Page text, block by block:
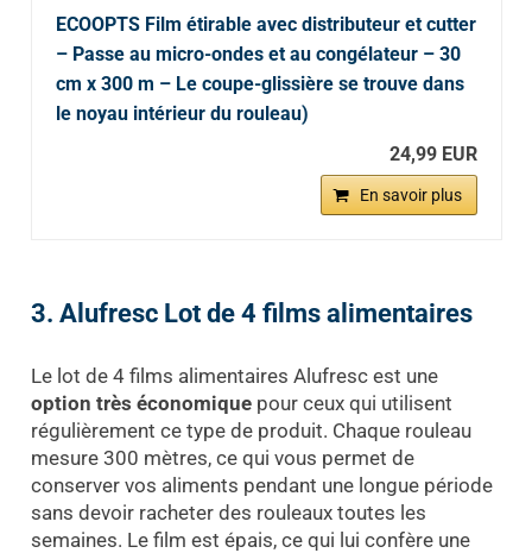
ECOOPTS Film étirable avec distributeur et cutter
– Passe au micro-ondes et au congélateur – 30
cm x 300 m – Le coupe-glissière se trouve dans
le noyau intérieur du rouleau)
24,99 EUR
En savoir plus
3. Alufresc Lot de 4 films alimentaires
Le lot de 4 films alimentaires Alufresc est une
option très économiquepour ceux qui utilisent
régulièrement ce type de produit. Chaque rouleau
mesure 300 mètres, ce qui vous permet de
conserver vos aliments pendant une longue période
sans devoir racheter des rouleaux toutes les
semaines. Le film est épais, ce qui lui confère une